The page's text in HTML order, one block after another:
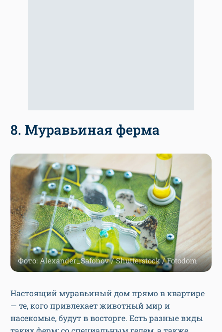
8. Муравьиная ферма
Фото: Alexander_Safonov / Shutterstock / Fotodom
Настоящий муравьиный дом прямо в квартире
— те, кого привлекает животный мир и
насекомые, будут в восторге. Есть разные виды